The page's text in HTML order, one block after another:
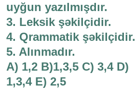
uyğun yazılmışdır.
3. Leksik şəkilçidir.
4. Qrammatik şəkilçidir.
5. Alınmadır.
A) 1,2 B)1,3,5 C) 3,4 D)
1,3,4 E) 2,5